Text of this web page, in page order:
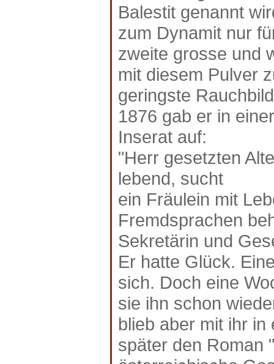
Balestit genannt
zum Dynamit nur
zweite grosse und
mit diesem Pulver
geringste
1876 gab er in
Inserat auf:
"Herr gesetzten
lebend, sucht
ein Fräulein mit
Fremdsprachen
Sekretärin und
Er hatte Glück.
sich. Doch eine
sie ihn schon
blieb aber mit ihr
später den Roman